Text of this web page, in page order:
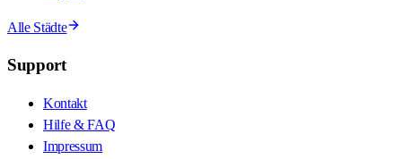
Alle Städte
Support
Kontakt
Hilfe & FAQ
Impressum